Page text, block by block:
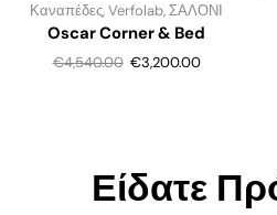
Καναπέδες,Verfolab,ΣΑΛΟΝΙ
Oscar Corner & Bed
€4,540.00 €3,200.00
Είδατε